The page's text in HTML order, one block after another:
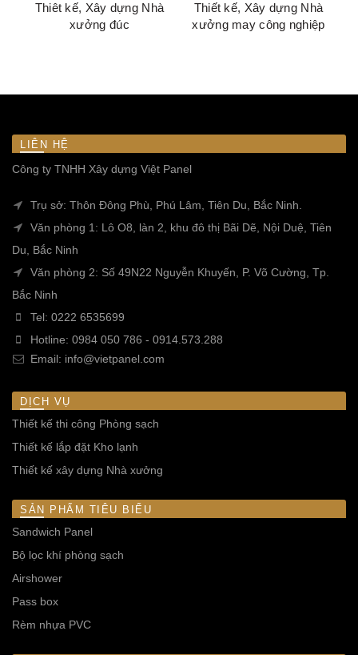
Thiêt kế, Xây dựng Nhà
xưởng đúc
Thiết kế, Xây dựng Nhà
xưởng may công nghiệp
LIÊN HỆ
Công ty TNHH Xây dựng Việt Panel
Trụ sở: Thôn Đông Phù, Phú Lâm, Tiên Du, Bắc Ninh.
Văn phòng 1: Lô O8, làn 2, khu đô thị Bãi Dẽ, Nội Duệ, Tiên
Du, Bắc Ninh
Văn phòng 2: Số 49N22 Nguyễn Khuyến, P. Võ Cường, Tp.
Bắc Ninh
Tel: 0222 6535699
Hotline: 0984 050 786 - 0914.573.288
Email: info@vietpanel.com
DỊCH VỤ
Thiết kế thi công Phòng sạch
Thiết kế lắp đặt Kho lạnh
Thiết kế xây dựng Nhà xưởng
SẢN PHẨM TIÊU BIỂU
Sandwich Panel
Bộ lọc khí phòng sạch
Airshower
Pass box
Rèm nhựa PVC